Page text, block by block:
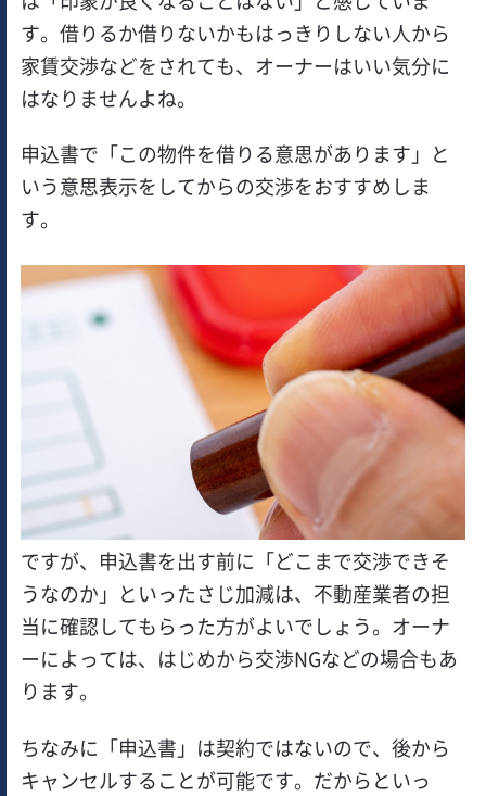
す。借りるか借りないかもはっきりしない人から
家賃交渉などをされても、オーナーはいい気分に
はなりませんよね。
申込書で「この物件を借りる意思があります」と
いう意思表示をしてからの交渉をおすすめしま
す。
ですが、申込書を出す前に「どこまで交渉できそ
うなのか」といったさじ加減は、不動産業者の担
当に確認してもらった方がよいでしょう。オーナ
ーによっては、はじめから交渉NGなどの場合もあ
ります。
ちなみに「申込書」は契約ではないので、後から
キャンセルすることが可能です。だからといっ